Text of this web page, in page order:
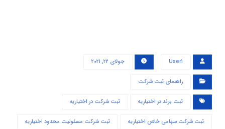
User۱ جولای ۲۲, ۲۰۲۱
راهنمای ثبت شرکت
ثبت برند در اختیاریه ثبت شرکت در اختیاریه
ثبت شرکت سهامی خاص اختیاریه ثبت شرکت مسئولیت محدود اختیاریه